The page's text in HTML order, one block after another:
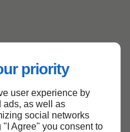
priority
user experience by
ads, as well as
social networks
Agree" you consent to
page